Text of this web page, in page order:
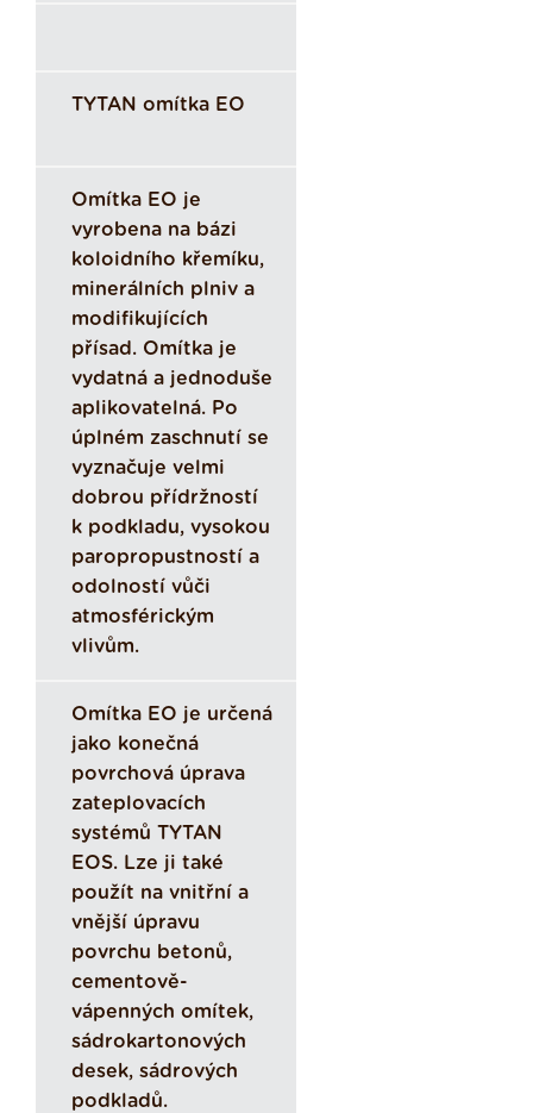
TYTAN omítka EO
Omítka EO je
vyrobena na bázi
koloidního křemíku,
minerálních plniv a
modifikujících
přísad. Omítka je
vydatná a jednoduše
aplikovatelná. Po
úplném zaschnutí se
vyznačuje velmi
dobrou přídržností
k podkladu, vysokou
paropropustností a
odolností vůči
atmosférickým
vlivům.
Omítka EO je určená
jako konečná
povrchová úprava
zateplovacích
systémů TYTAN
EOS. Lze ji také
použít na vnitřní a
vnější úpravu
povrchu betonů,
cementově-
vápenných omítek,
sádrokartonových
desek, sádrových
podkladů.